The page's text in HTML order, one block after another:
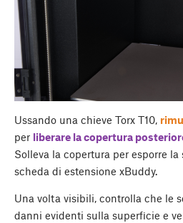
Ussando una chieve Torx T10,
per liberare la copertura
Solleva la copertura per esporre
scheda di estensione xBuddy.
Una volta visibili, controlla che le
danni evidenti sulla superficie e